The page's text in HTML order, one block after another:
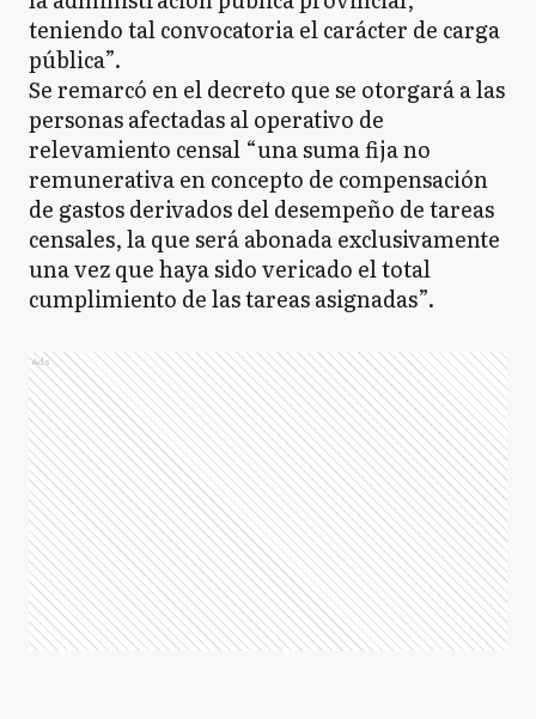
teniendo tal convocatoria el carácter de carga
pública”.
Se remarcó en el decreto que se otorgará a las
personas afectadas al operativo de
relevamiento censal “una suma fija no
remunerativa en concepto de compensación
de gastos derivados del desempeño de tareas
censales, la que será abonada exclusivamente
una vez que haya sido vericado el total
cumplimiento de las tareas asignadas”.
Ads